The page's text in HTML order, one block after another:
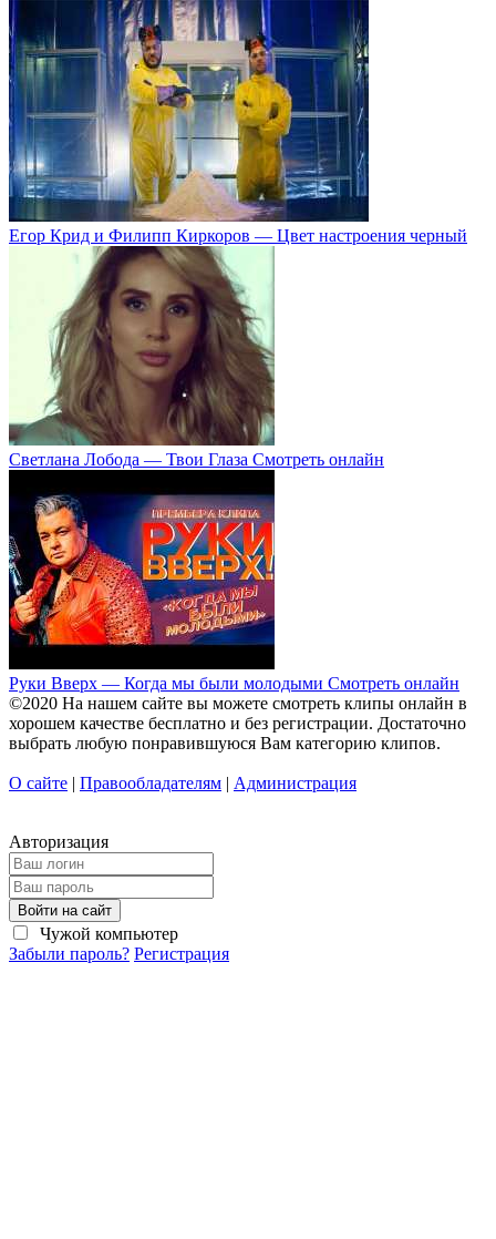
Егор Крид и Филипп Киркоров — Цвет настроения черный
Светлана Лобода — Твои Глаза Смотреть онлайн
Руки Вверх — Когда мы были молодыми Смотреть онлайн
©2020 На нашем сайте вы можете смотреть клипы онлайн в
хорошем качестве бесплатно и без регистрации. Достаточно
выбрать любую понравившуюся Вам категорию клипов.
О сайте | Правообладателям | Администрация
Авторизация
Войти на сайт
Чужой компьютер
Забыли пароль? Регистрация